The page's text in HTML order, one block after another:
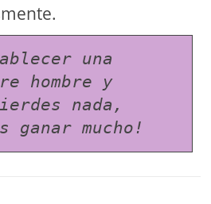
una
hombre y
nada,
ganar mucho!